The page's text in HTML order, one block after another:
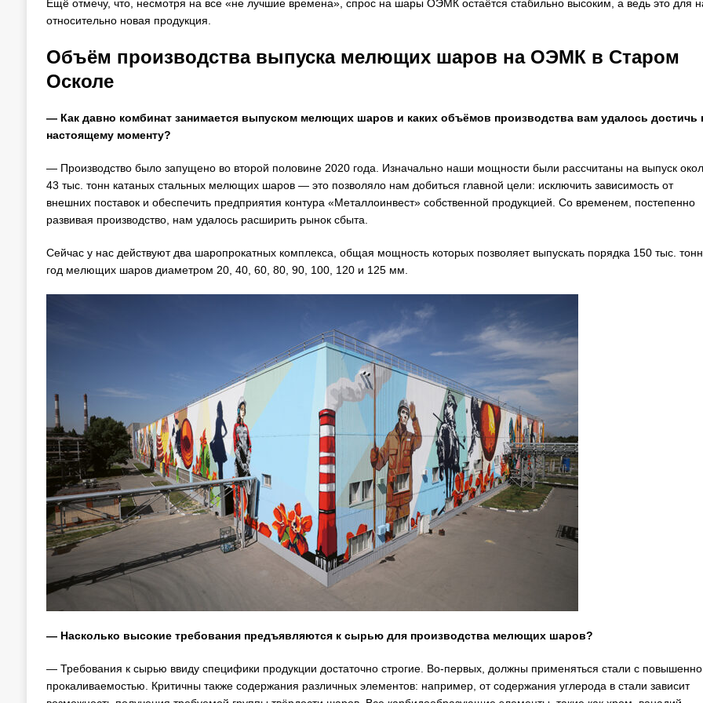
Ещё отмечу, что, несмотря на все «не лучшие времена», спрос на шары ОЭМК остаётся стабильно высоким, а ведь это для
относительно новая продукция.
Объём производства выпуска мелющих шаров на ОЭМК в Старом
Осколе
— Как давно комбинат занимается выпуском мелющих шаров и каких объёмов производства вам удалось достичь
настоящему моменту?
— Производство было запущено во второй половине 2020 года. Изначально наши мощности были рассчитаны на выпуск
43 тыс. тонн катаных стальных мелющих шаров — это позволяло нам добиться главной цели: исключить зависимость от
внешних поставок и обеспечить предприятия контура «Металлоинвест» собственной продукцией. Со временем, постепенно
развивая производство, нам удалось расширить рынок сбыта.
Сейчас у нас действуют два шаропрокатных комплекса, общая мощность которых позволяет выпускать порядка 150 тыс.
год мелющих шаров диаметром 20, 40, 60, 80, 90, 100, 120 и 125 мм.
— Насколько высокие требования предъявляются к сырью для производства мелющих шаров?
— Требования к сырью ввиду специфики продукции достаточно строгие. Во-первых, должны применяться стали с
прокаливаемостью. Критичны также содержания различных элементов: например, от содержания углерода в стали зависит